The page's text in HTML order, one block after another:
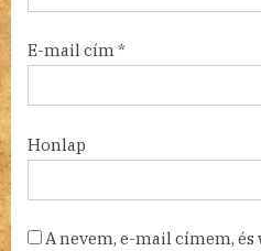
E-mail cím*
Honlap
A nevem, e-mail címem,